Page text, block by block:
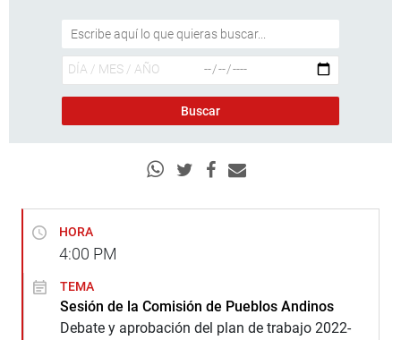
HORA
4:00 PM
TEMA
Sesión de la Comisión de Pueblos Andinos
Debate y aprobación del plan de trabajo 2022-